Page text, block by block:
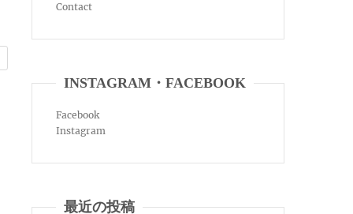
Contact
INSTAGRAM・FACEBOOK
Facebook
Instagram
最近の投稿